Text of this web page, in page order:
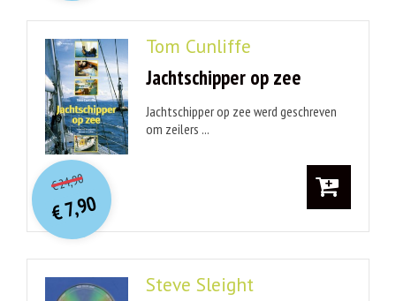
Tom Cunliffe
Jachtschipper op zee
Jachtschipper op zee werd geschreven
om zeilers ...
€24,90O
orspr
onkelijke
prijs
was:
€ 24,90.
€7,90
Huidige
prijs
is:
€ 7,90.
Steve Sleight